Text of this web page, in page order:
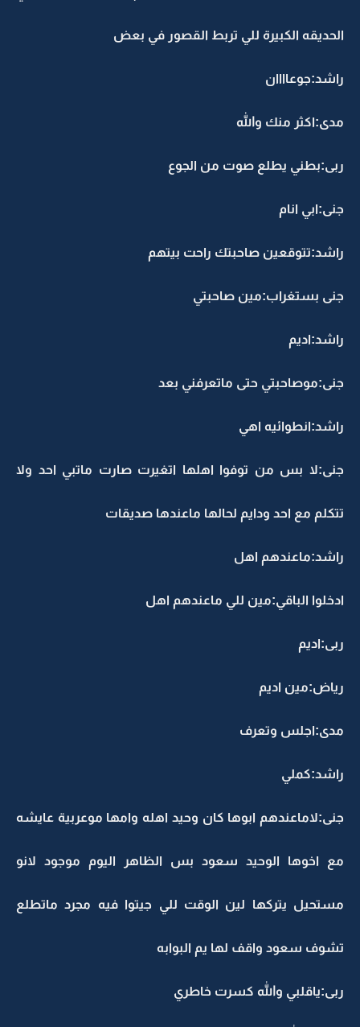
الحديقه الكبيرة للي تربط القصور في بعض
راشد:جوعاااان
مدى:اكثر منك والله
ربى:بطني يطلع صوت من الجوع
جنى:ابي انام
راشد:تتوقعين صاحبتك راحت بيتهم
جنى بستغراب:مين صاحبتي
راشد:اديم
جنى:موصاحبتي حتى ماتعرفني بعد
راشد:انطوائيه اهي
جنى:لا بس من توفوا اهلها اتغيرت صارت ماتبي احد ولا
تتكلم مع احد ودايم لحالها ماعندها صديقات
راشد:ماعندهم اهل
ادخلوا الباقي:مين للي ماعندهم اهل
ربى:اديم
رياض:مين اديم
مدى:اجلس وتعرف
راشد:كملي
جنى:لاماعندهم ابوها كان وحيد اهله وامها موعربية عايشه
مع اخوها الوحيد سعود بس الظاهر اليوم موجود لانو
مستحيل يتركها لين الوقت للي جيتوا فيه مجرد ماتطلع
تشوف سعود واقف لها يم البوابه
ربى:ياقلبي والله كسرت خاطري